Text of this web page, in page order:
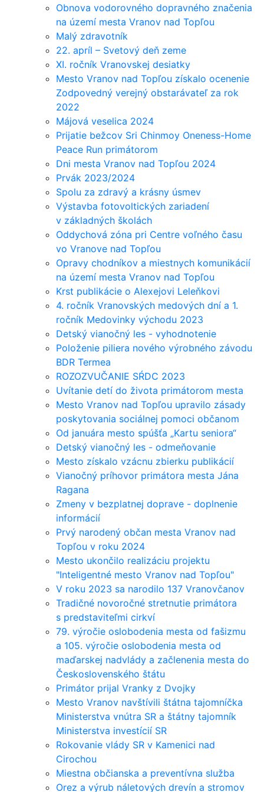
Obnova vodorovného dopravného značenia
na území mesta Vranov nad Topľou
Malý zdravotník
22. apríl – Svetový deň zeme
XI. ročník Vranovskej desiatky
Mesto Vranov nad Topľou získalo ocenenie
Zodpovedný verejný obstarávateľ za rok
2022
Májová veselica 2024
Prijatie bežcov Sri Chinmoy Oneness-Home
Peace Run primátorom
Dni mesta Vranov nad Topľou 2024
Prvák 2023/2024
Spolu za zdravý a krásny úsmev
Výstavba fotovoltických zariadení
v základných školách
Oddychová zóna pri Centre voľného času
vo Vranove nad Topľou
Opravy chodníkov a miestnych komunikácií
na území mesta Vranov nad Topľou
Krst publikácie o Alexejovi Leleňkovi
4. ročník Vranovských medových dní a 1.
ročník Medovinky východu 2023
Detský vianočný les - vyhodnotenie
Položenie piliera nového výrobného závodu
BDR Termea
ROZOZVUČANIE SŔDC 2023
Uvítanie detí do života primátorom mesta
Mesto Vranov nad Topľou upravilo zásady
poskytovania sociálnej pomoci občanom
Od januára mesto spúšťa „Kartu seniora“
Detský vianočný les - odmeňovanie
Mesto získalo vzácnu zbierku publikácií
Vianočný príhovor primátora mesta Jána
Ragana
Zmeny v bezplatnej doprave - doplnenie
informácií
Prvý narodený občan mesta Vranov nad
Topľou v roku 2024
Mesto ukončilo realizáciu projektu
"Inteligentné mesto Vranov nad Topľou"
V roku 2023 sa narodilo 137 Vranovčanov
Tradičné novoročné stretnutie primátora
s predstaviteľmi cirkví
79. výročie oslobodenia mesta od fašizmu
a 105. výročie oslobodenia mesta od
maďarskej nadvlády a začlenenia mesta do
Československého štátu
Primátor prijal Vranky z Dvojky
Mesto Vranov navštívili štátna tajomníčka
Ministerstva vnútra SR a štátny tajomník
Ministerstva investícií SR
Rokovanie vlády SR v Kamenici nad
Cirochou
Miestna občianska a preventívna služba
Orez a výrub náletových drevín a stromov